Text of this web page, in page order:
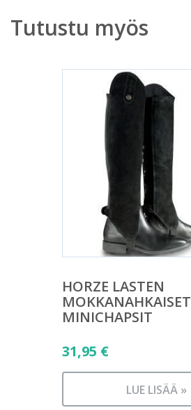
Tutustu myös
HORZE LASTEN
MOKKANAHKAISET
MINICHAPSIT
31,95 €
LUE LISÄÄ »